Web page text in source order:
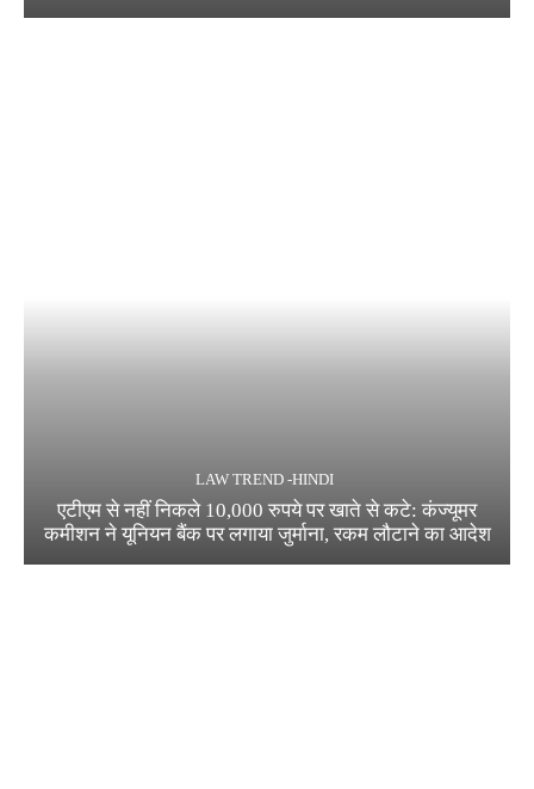
LAW TREND -HINDI
एटीएम से नहीं निकले 10,000 रुपये पर खाते से कटे: कंज्यूमर
कमीशन ने यूनियन बैंक पर लगाया जुर्माना, रकम लौटाने का आदेश